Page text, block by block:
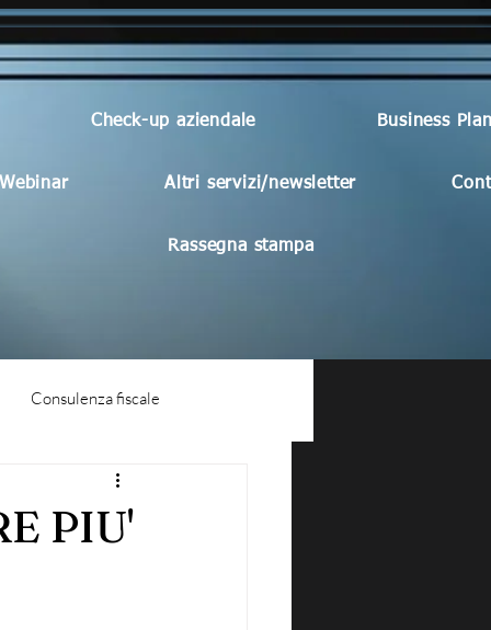
Check-up aziendale Business
Webinar Altri servizi/newsletter
Rassegna stampa
Consulenza fiscale
PIU'